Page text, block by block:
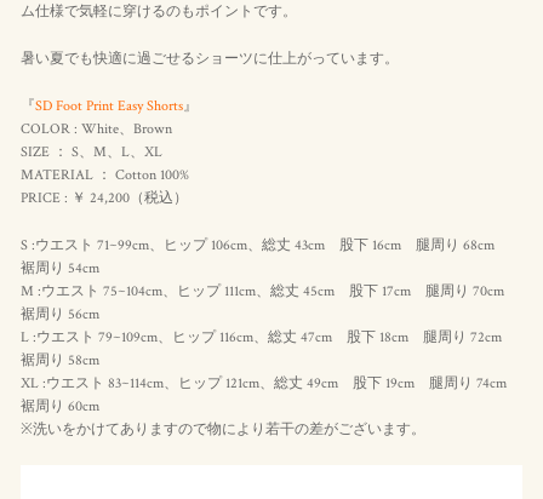
ム仕様で気軽に穿けるのもポイントです。
暑い夏でも快適に過ごせるショーツに仕上がっています。
『SD Foot Print Easy Shorts』
COLOR : White、Brown
SIZE ： S、M、L、XL
MATERIAL ： Cotton 100%
PRICE : ￥ 24,200（税込 ）
S :ウエスト 71~99cm、ヒップ 106cm、総丈 43cm 股下 16cm 腿周り 68cm
裾周り 54cm
M :ウエスト 75~104cm、ヒップ 111cm、総丈 45cm 股下 17cm 腿周り 70cm
裾周り 56cm
L :ウエスト 79~109cm、ヒップ 116cm、総丈 47cm 股下 18cm 腿周り 72cm
裾周り 58cm
XL :ウエスト 83~114cm、ヒップ 121cm、総丈 49cm 股下 19cm 腿周り 74cm
裾周り 60cm
※洗いをかけてありますので物により若干の差がございます。